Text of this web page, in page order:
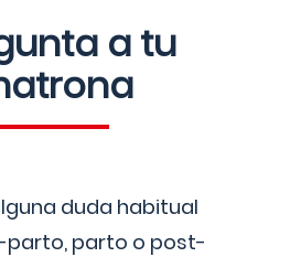
a tu
duda habitual
parto, parto o post-